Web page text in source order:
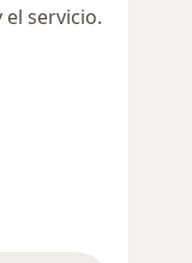
servicio.